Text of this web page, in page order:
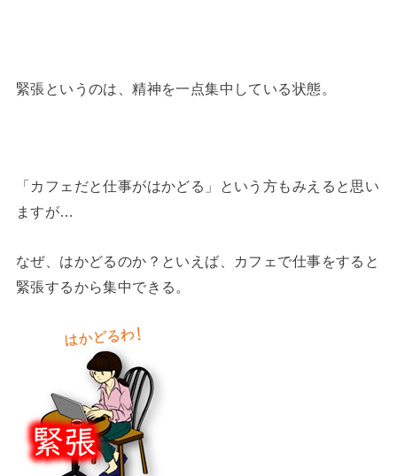
緊張というのは、精神を一点集中している状態。
「カフェだと仕事がはかどる」という方もみえると思い
ますが…
なぜ、はかどるのか？といえば、カフェで仕事をすると
緊張するから集中できる。